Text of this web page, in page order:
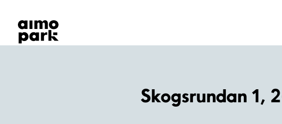
Hitta parkering
Samarbete
Kundservice
Skogsrundan 1,